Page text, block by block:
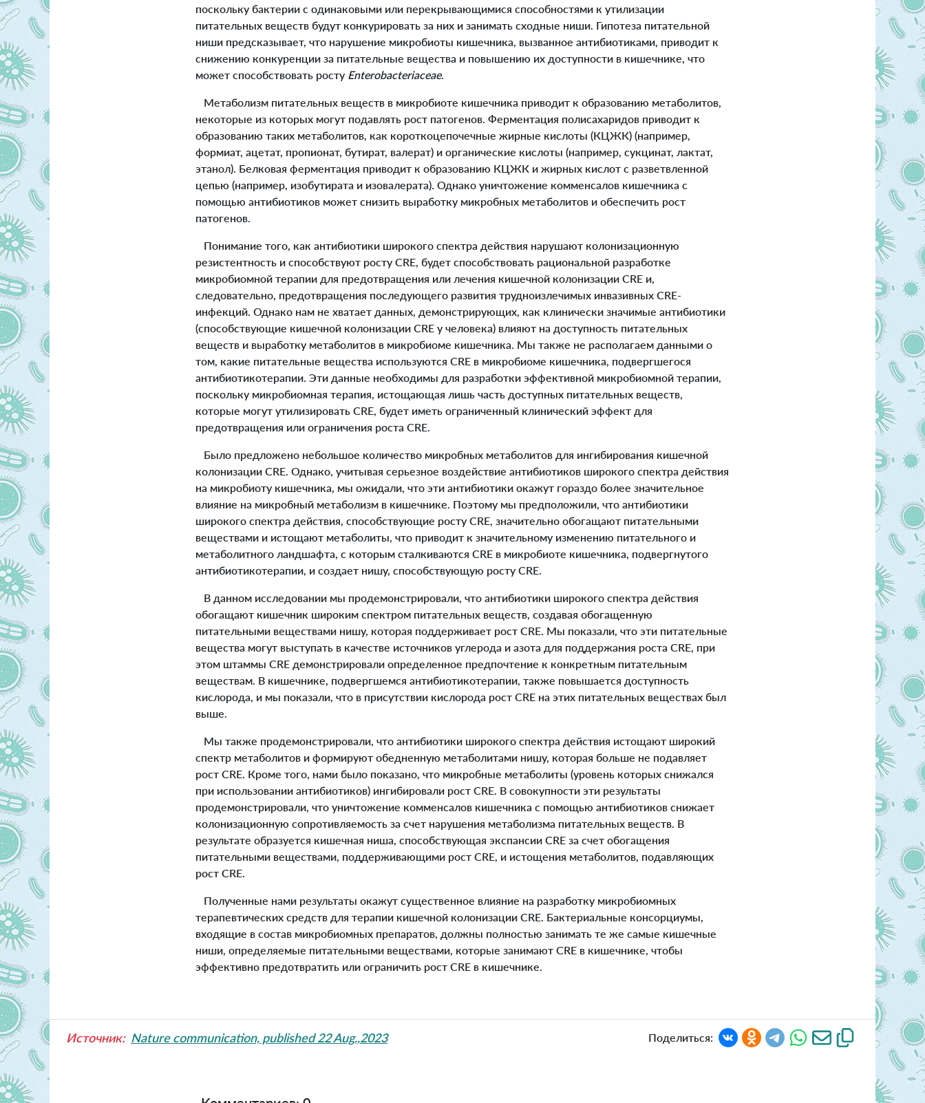
поскольку бактерии с одинаковыми или перекрывающимися способностями к утилизации
питательных веществ будут конкурировать за них и занимать сходные ниши. Гипотеза питательной
ниши предсказывает, что нарушение микробиоты кишечника, вызванное антибиотиками, приводит к
снижению конкуренции за питательные вещества и повышению их доступности в кишечнике, что
может способствовать росту Enterobacteriaceae.
Метаболизм питательных веществ в микробиоте кишечника приводит к образованию метаболитов,
некоторые из которых могут подавлять рост патогенов. Ферментация полисахаридов приводит к
образованию таких метаболитов, как короткоцепочечные жирные кислоты (КЦЖК) (например,
формиат, ацетат, пропионат, бутират, валерат) и органические кислоты (например, сукцинат, лактат,
этанол). Белковая ферментация приводит к образованию КЦЖК и жирных кислот с разветвленной
цепью (например, изобутирата и изовалерата). Однако уничтожение комменсалов кишечника с
помощью антибиотиков может снизить выработку микробных метаболитов и обеспечить рост
патогенов.
Понимание того, как антибиотики широкого спектра действия нарушают колонизационную
резистентность и способствуют росту CRE, будет способствовать рациональной разработке
микробиомной терапии для предотвращения или лечения кишечной колонизации CRE и,
следовательно, предотвращения последующего развития трудноизлечимых инвазивных CRE-
инфекций. Однако нам не хватает данных, демонстрирующих, как клинически значимые антибиотики
(способствующие кишечной колонизации CRE у человека) влияют на доступность питательных
веществ и выработку метаболитов в микробиоме кишечника. Мы также не располагаем данными о
том, какие питательные вещества используются CRE в микробиоме кишечника, подвергшегося
антибиотикотерапии. Эти данные необходимы для разработки эффективной микробиомной терапии,
поскольку микробиомная терапия, истощающая лишь часть доступных питательных веществ,
которые могут утилизировать CRE, будет иметь ограниченный клинический эффект для
предотвращения или ограничения роста CRE.
Было предложено небольшое количество микробных метаболитов для ингибирования кишечной
колонизации CRE. Однако, учитывая серьезное воздействие антибиотиков широкого спектра действия
на микробиоту кишечника, мы ожидали, что эти антибиотики окажут гораздо более значительное
влияние на микробный метаболизм в кишечнике. Поэтому мы предположили, что антибиотики
широкого спектра действия, способствующие росту CRE, значительно обогащают питательными
веществами и истощают метаболиты, что приводит к значительному изменению питательного и
метаболитного ландшафта, с которым сталкиваются CRE в микробиоте кишечника, подвергнутого
антибиотикотерапии, и создает нишу, способствующую росту CRE.
В данном исследовании мы продемонстрировали, что антибиотики широкого спектра действия
обогащают кишечник широким спектром питательных веществ, создавая обогащенную
питательными веществами нишу, которая поддерживает рост CRE. Мы показали, что эти питательные
вещества могут выступать в качестве источников углерода и азота для поддержания роста CRE, при
этом штаммы CRE демонстрировали определенное предпочтение к конкретным питательным
веществам. В кишечнике, подвергшемся антибиотикотерапии, также повышается доступность
кислорода, и мы показали, что в присутствии кислорода рост CRE на этих питательных веществах был
выше.
Мы также продемонстрировали, что антибиотики широкого спектра действия истощают широкий
спектр метаболитов и формируют обедненную метаболитами нишу, которая больше не подавляет
рост CRE. Кроме того, нами было показано, что микробные метаболиты (уровень которых снижался
при использовании антибиотиков) ингибировали рост CRE. В совокупности эти результаты
продемонстрировали, что уничтожение комменсалов кишечника с помощью антибиотиков снижает
колонизационную сопротивляемость за счет нарушения метаболизма питательных веществ. В
результате образуется кишечная ниша, способствующая экспансии CRE за счет обогащения
питательными веществами, поддерживающими рост CRE, и истощения метаболитов, подавляющих
рост CRE.
Полученные нами результаты окажут существенное влияние на разработку микробиомных
терапевтических средств для терапии кишечной колонизации CRE. Бактериальные консорциумы,
входящие в состав микробиомных препаратов, должны полностью занимать те же самые кишечные
ниши, определяемые питательными веществами, которые занимают CRE в кишечнике, чтобы
эффективно предотвратить или ограничить рост CRE в кишечнике.
Источник: Nature communication, published 22 Aug.,2023 Поделиться: